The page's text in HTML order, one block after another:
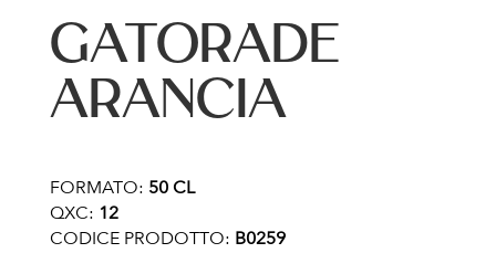
GATORADE
ARANCIA
FORMATO: 50 CL
QXC: 12
CODICE PRODOTTO: B0259